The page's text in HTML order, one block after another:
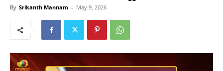
By Srikanth Mannam - May 9, 2026